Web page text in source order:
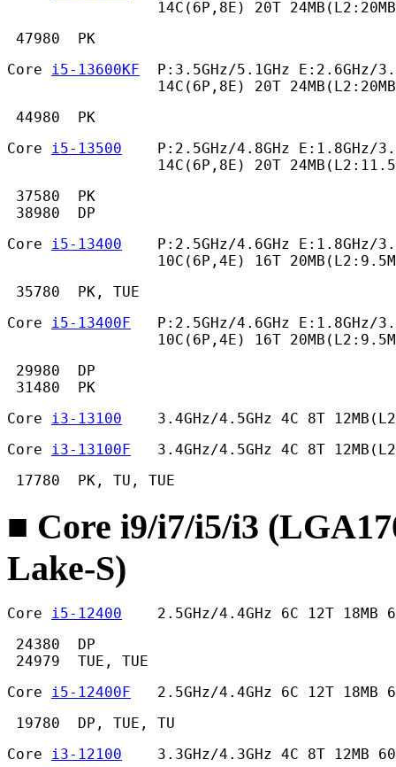
14C(6P,8E) 20T
47980  PK
Core i5-13600KF
P:3.5GHz/5.1GHz E:2.6GHz/
14C(6P,8E) 20T
44980  PK
Core i5-13500
P:2.5GHz/4.8GHz E:1.8GHz/
14C(6P,8E) 20T
37580  PK
38980  DP
Core i5-13400
P:2.5GHz/4.6GHz E:1.8GHz/
10C(6P,4E) 16T
35780  PK, TUE
Core i5-13400F
P:2.5GHz/4.6GHz E:1.8GHz/
10C(6P,4E) 16T
29980  DP
31480  PK
Core i3-13100
3.4GHz/4.5GHz 4C 8T
Core i3-13100F
3.4GHz/4.5GHz 4C 8T
17780  PK, TU, TUE
■ Core i9/i7/i5/i3
Lake-S)
Core i5-12400
2.5GHz/4.4GHz 6C 12T 18MB
24380  DP
24979  TUE, TUE
Core i5-12400F
2.5GHz/4.4GHz 6C 12T 18MB
19780  DP, TUE, TU
Core i3-12100
3.3GHz/4.3GHz 4C 8T 12MB